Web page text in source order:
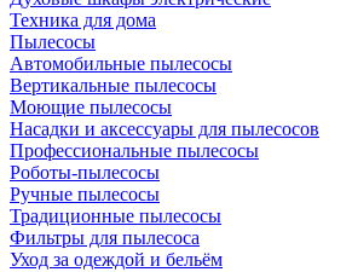
Техника для дома
Пылесосы
Автомобильные пылесосы
Вертикальные пылесосы
Моющие пылесосы
Насадки и аксессуары для пылесосов
Профессиональные пылесосы
Роботы-пылесосы
Ручные пылесосы
Традиционные пылесосы
Фильтры для пылесоса
Уход за одеждой и бельём